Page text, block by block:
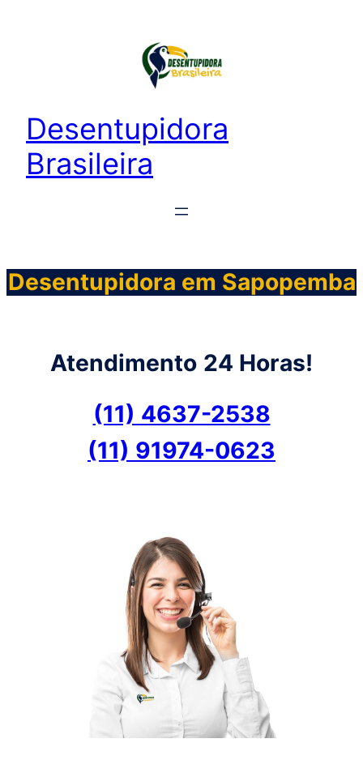
Desentupidora
Brasileira
Desentupidora em Sapopemba
Atendimento 24 Horas!
(11) 4637-2538
(11) 91974-0623